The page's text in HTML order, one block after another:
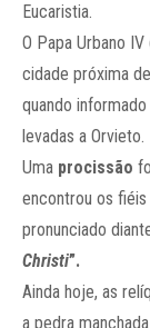
Eucaristia.
O Papa Urbano
cidade próxima
quando
levadas a Orvieto.
Uma procissão
encontrou os fiéis
pronunciado
Christi”.
Ainda hoje, as
a pedra